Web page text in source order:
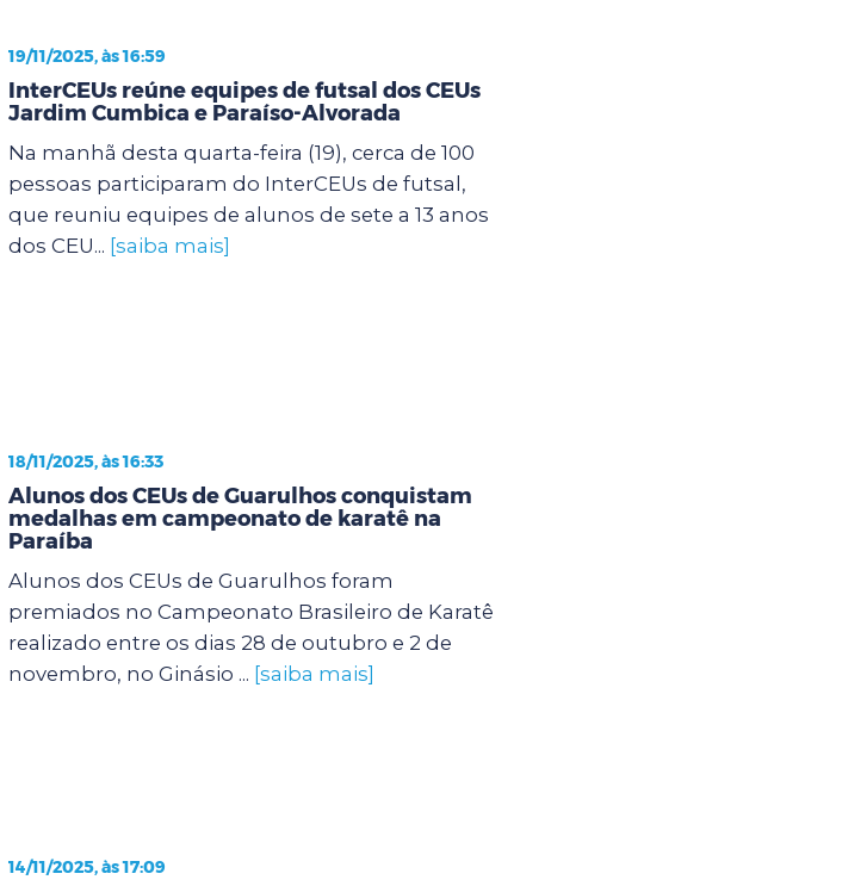
19/11/2025, às 16:59
InterCEUs reúne equipes de futsal dos CEUs
Jardim Cumbica e Paraíso-Alvorada
Na manhã desta quarta-feira (19), cerca de 100
pessoas participaram do InterCEUs de futsal,
que reuniu equipes de alunos de sete a 13 anos
dos CEU... [saiba mais]
18/11/2025, às 16:33
Alunos dos CEUs de Guarulhos conquistam
medalhas em campeonato de karatê na
Paraíba
Alunos dos CEUs de Guarulhos foram
premiados no Campeonato Brasileiro de Karatê
realizado entre os dias 28 de outubro e 2 de
novembro, no Ginásio ... [saiba mais]
14/11/2025, às 17:09